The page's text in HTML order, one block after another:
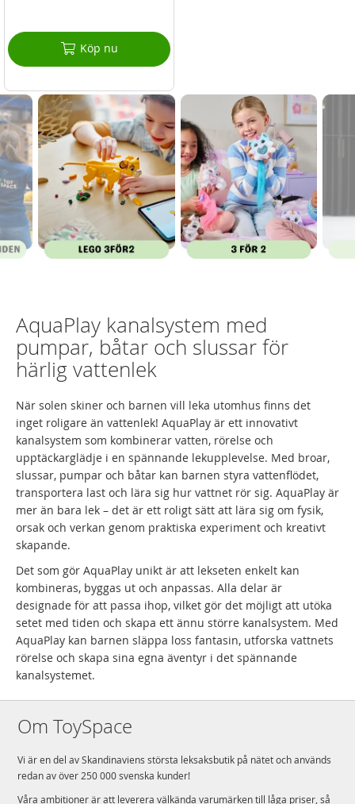
Köp nu
AquaPlay kanalsystem med
pumpar, båtar och slussar för
härlig vattenlek
När solen skiner och barnen vill leka utomhus finns det
inget roligare än vattenlek! AquaPlay är ett innovativt
kanalsystem som kombinerar vatten, rörelse och
upptäckarglädje i en spännande lekupplevelse. Med broar,
slussar, pumpar och båtar kan barnen styra vattenflödet,
transportera last och lära sig hur vattnet rör sig. AquaPlay är
mer än bara lek – det är ett roligt sätt att lära sig om fysik,
orsak och verkan genom praktiska experiment och kreativt
skapande.
Det som gör AquaPlay unikt är att lekseten enkelt kan
kombineras, byggas ut och anpassas. Alla delar är
designade för att passa ihop, vilket gör det möjligt att utöka
setet med tiden och skapa ett ännu större kanalsystem. Med
AquaPlay kan barnen släppa loss fantasin, utforska vattnets
rörelse och skapa sina egna äventyr i det spännande
kanalsystemet.
Om ToySpace
Vi är en del av Skandinaviens största leksaksbutik på nätet och används
redan av över 250 000 svenska kunder!
Våra ambitioner är att leverera välkända varumärken till låga priser, så